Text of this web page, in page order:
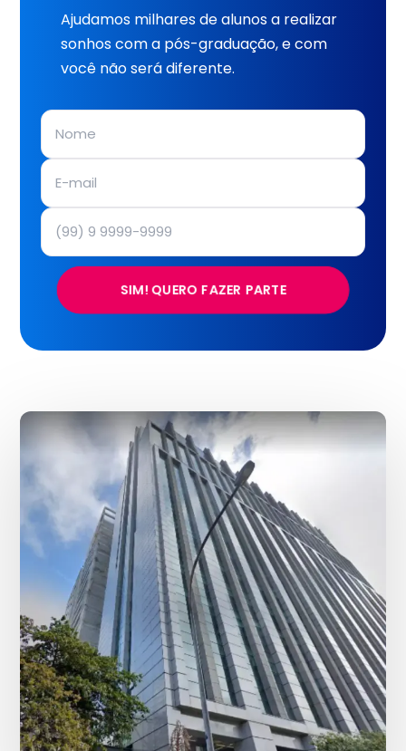
Ajudamos milhares de alunos a realizar
sonhos com a pós-graduação, e com
você não será diferente.
SIM! QUERO FAZER PARTE